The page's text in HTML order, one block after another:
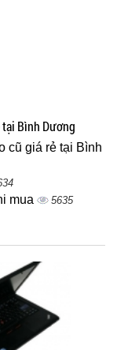
tại Bình Dương
cũ giá rẻ tại Bình
mua 5635